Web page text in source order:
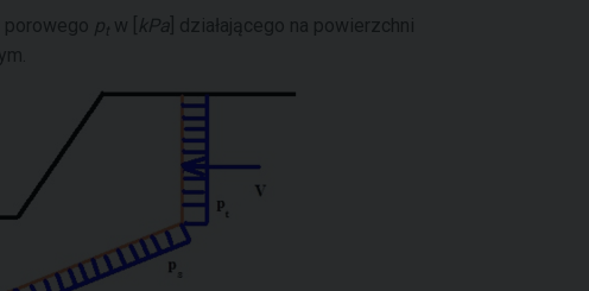
porowego pt w [ kPa ] działającego na powierzchni